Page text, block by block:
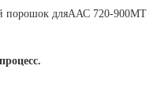
порошок дляААС 720-900МТ